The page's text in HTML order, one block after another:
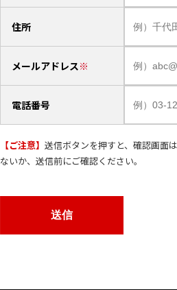
住所
メールアドレス
電話番号
【ご注意】 送信ボタンを押すと、確認画面
ないか、送信前にご確認ください。